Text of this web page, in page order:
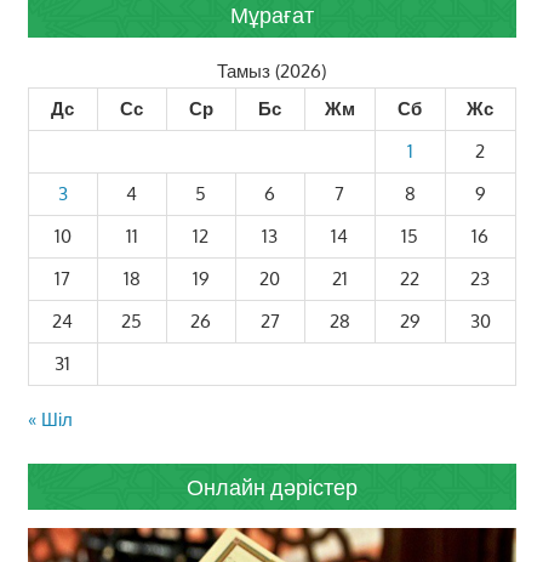
Мұрағат
Тамыз (2026)
Дс
Сс Ср Бс Жм Сб
Жс
1
2
3
4 5 6 7 8
9
10
11 12 13 14 15
16
17
18 19 20 21 22
23
24
25 26 27 28 29
30
31
« Шіл
Онлайн дәрістер